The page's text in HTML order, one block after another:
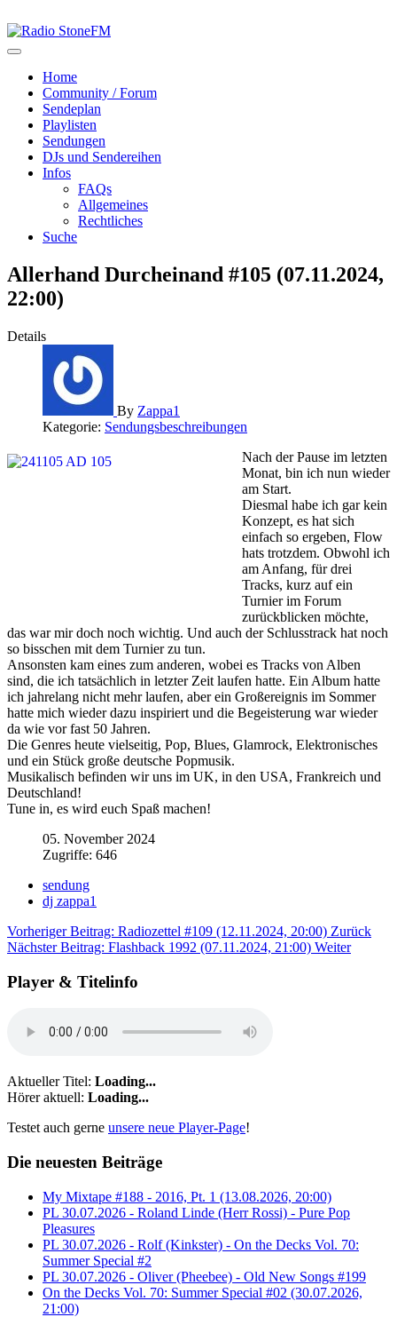
Home
Community / Forum
Sendeplan
Playlisten
Sendungen
DJs und Sendereihen
Infos
FAQs
Allgemeines
Rechtliches
Suche
Allerhand Durcheinand #105 (07.11.2024,
22:00)
Details
By Zappa1
Kategorie: Sendungsbeschreibungen
Nach der Pause im letzten
Monat, bin ich nun wieder
am Start.
Diesmal habe ich gar kein
Konzept, es hat sich
einfach so ergeben, Flow
hats trotzdem. Obwohl ich
am Anfang, für drei
Tracks, kurz auf ein
Turnier im Forum
zurückblicken möchte,
das war mir doch noch wichtig. Und auch der Schlusstrack hat noch
so bisschen mit dem Turnier zu tun.
Ansonsten kam eines zum anderen, wobei es Tracks von Alben
sind, die ich tatsächlich in letzter Zeit laufen hatte. Ein Album hatte
ich jahrelang nicht mehr laufen, aber ein Großereignis im Sommer
hatte mich wieder dazu inspiriert und die Begeisterung war wieder
da wie vor fast 50 Jahren.
Die Genres heute vielseitig, Pop, Blues, Glamrock, Elektronisches
und ein Stück große deutsche Popmusik.
Musikalisch befinden wir uns im UK, in den USA, Frankreich und
Deutschland!
Tune in, es wird euch Spaß machen!
05. November 2024
Zugriffe: 646
sendung
dj zappa1
Vorheriger Beitrag: Radiozettel #109 (12.11.2024, 20:00) Zurück
Nächster Beitrag: Flashback 1992 (07.11.2024, 21:00) Weiter
Player & Titelinfo
Aktueller Titel: Loading...
Hörer aktuell: Loading...
Testet auch gerne unsere neue Player-Page!
Die neuesten Beiträge
My Mixtape #188 - 2016, Pt. 1 (13.08.2026, 20:00)
PL 30.07.2026 - Roland Linde (Herr Rossi) - Pure Pop
Pleasures
PL 30.07.2026 - Rolf (Kinkster) - On the Decks Vol. 70:
Summer Special #2
PL 30.07.2026 - Oliver (Pheebee) - Old New Songs #199
On the Decks Vol. 70: Summer Special #02 (30.07.2026,
21:00)